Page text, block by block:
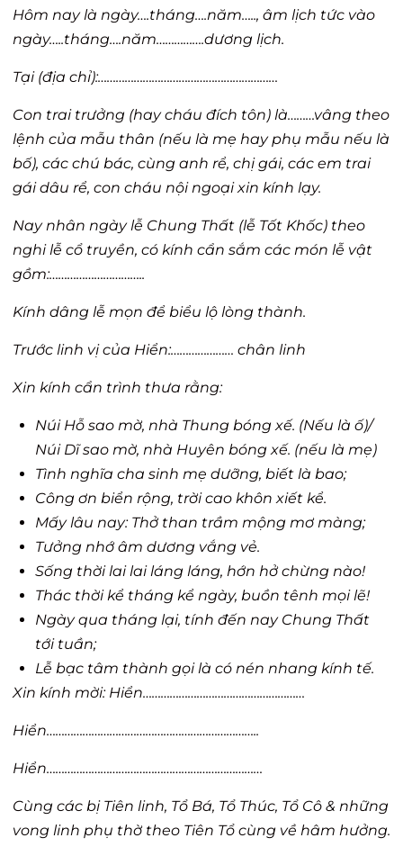
Hôm nay là ngày….tháng….năm….., âm lịch tức vào
ngày…..tháng….năm…………….dương lịch.
Tại (địa chỉ):……………………………………………………
Con trai trưởng (hay cháu đích tôn) là………vâng theo
lệnh của mẫu thân (nếu là mẹ hay phụ mẫu nếu là
bố), các chú bác, cùng anh rể, chị gái, các em trai
gái dâu rể, con cháu nội ngoại xin kính lạy.
Nay nhân ngày lễ Chung Thất (lễ Tốt Khốc) theo
nghi lễ cổ truyền, có kính cẩn sắm các món lễ vật
gồm:…………………………..
Kính dâng lễ mọn để biểu lộ lòng thành.
Trước linh vị của Hiển:………………… chân linh
Xin kính cẩn trình thưa rằng:
Núi Hỗ sao mờ, nhà Thung bóng xế. (Nếu là ố)/
Núi Dĩ sao mờ, nhà Huyên bóng xế. (nếu là mẹ)
Tình nghĩa cha sinh mẹ dưỡng, biết là bao;
Công ơn biển rộng, trời cao khôn xiết kể.
Mấy lâu nay: Thở than trầm mộng mơ màng;
Tưởng nhớ âm dương vắng vẻ.
Sống thời lai lai láng láng, hớn hở chừng nào!
Thác thời kể tháng kể ngày, buồn tênh mọi lẽ!
Ngày qua tháng lại, tính đến nay Chung Thất
tới tuần;
Lễ bạc tâm thành gọi là có nén nhang kính tế.
Xin kính mời: Hiển………………………………………………
Hiển……………………………………………………………..
Hiển………………………………………………………………
Cùng các bị Tiên linh, Tổ Bá, Tổ Thúc, Tổ Cô & những
vong linh phụ thờ theo Tiên Tổ cùng về hâm hưởng.